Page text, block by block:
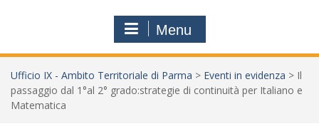
Menu
Ufficio IX - Ambito Territoriale di Parma > Eventi in evidenza > Il
passaggio dal 1°al 2° grado:strategie di continuità per Italiano e
Matematica